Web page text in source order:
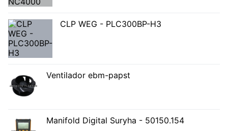
CLP WEG - PLC300BP-H3
Ventilador ebm-papst
Manifold Digital Suryha - 50150.154